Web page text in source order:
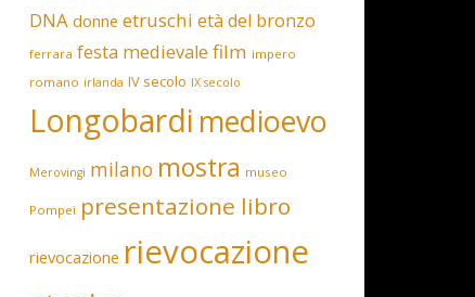
DNA donne etruschi età del bronzo
ferrara festa medievale film impero
romano irlanda IV secolo IX secolo
Longobardi medioevo
Merovingi milano mostra museo
Pompei presentazione libro
rievocazione rievocazione